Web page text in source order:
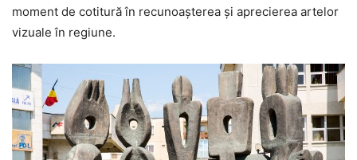
moment de cotitură în recunoașterea și aprecierea artelor
vizuale în regiune.